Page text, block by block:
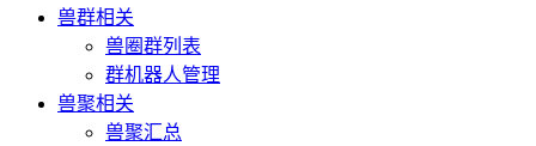
兽群相关
兽圈群列表
群机器人管理
兽聚相关
兽聚汇总